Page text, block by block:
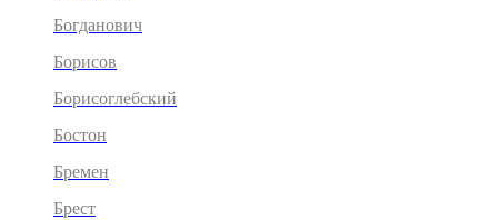
Богданович
Борисов
Борисоглебский
Бостон
Бремен
Брест